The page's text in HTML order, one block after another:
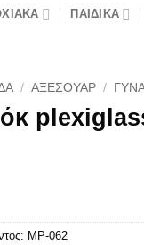
ΠΑΙΔΙΚΆ
/ ΑΞΕΣΟΥΆΡ /
MP-062